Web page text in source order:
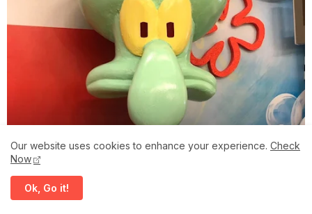
Info
APA MAKSUD SINGKATAN #OOTD TU?
By - Sis Lin
Our website uses cookies to enhance your experience. Check
Now
Ok, Go it!